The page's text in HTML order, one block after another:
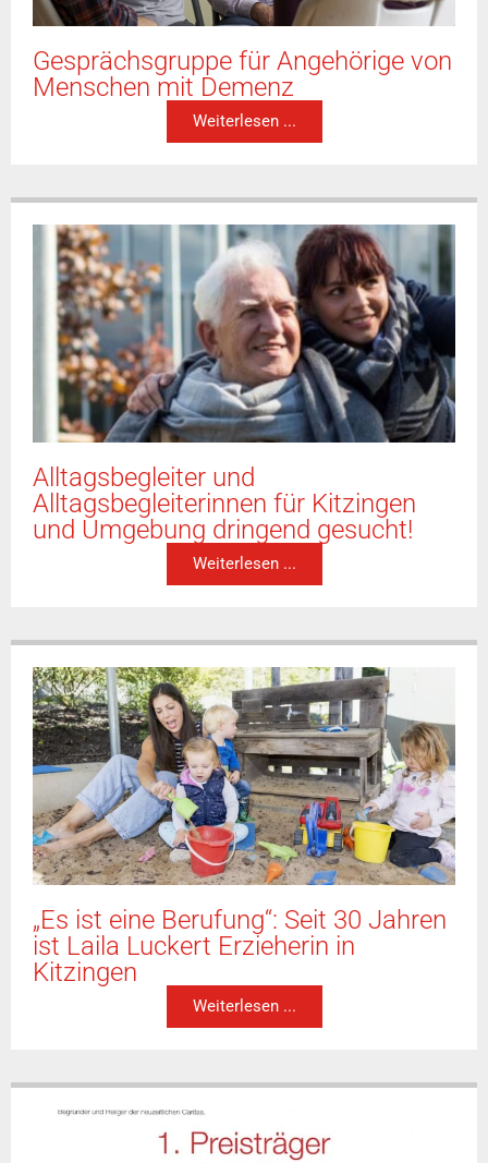
Gesprächsgruppe für Angehörige von
Menschen mit Demenz
Weiterlesen ...
Alltagsbegleiter und
Alltagsbegleiterinnen für Kitzingen
und Umgebung dringend gesucht!
Weiterlesen ...
„Es ist eine Berufung“: Seit 30 Jahren
ist Laila Luckert Erzieherin in
Kitzingen
Weiterlesen ...